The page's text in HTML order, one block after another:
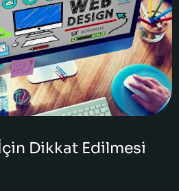
İçin Dikkat Edilmesi